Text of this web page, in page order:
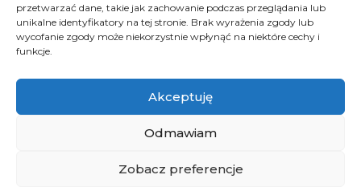
przetwarzać dane, takie jak zachowanie podczas przeglądania lub
unikalne identyfikatory na tej stronie. Brak wyrażenia zgody lub
wycofanie zgody może niekorzystnie wpłynąć na niektóre cechy i
funkcje.
Akceptuję
Odmawiam
Zobacz preferencje